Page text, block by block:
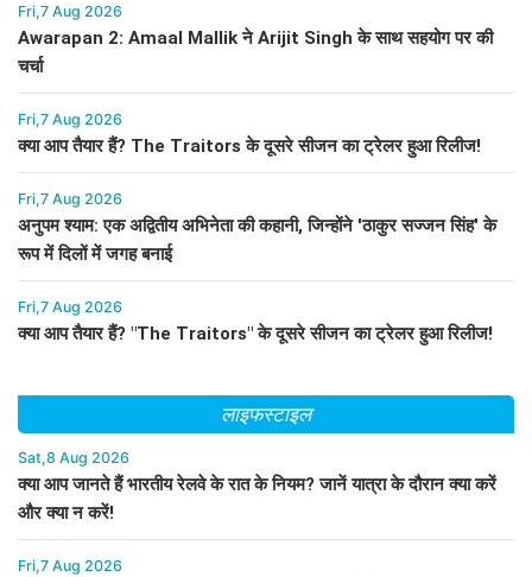
Fri,7 Aug 2026
Awarapan 2: Amaal Mallik ने Arijit Singh के साथ सहयोग पर की
चर्चा
Fri,7 Aug 2026
क्या आप तैयार हैं? The Traitors के दूसरे सीजन का ट्रेलर हुआ रिलीज!
Fri,7 Aug 2026
अनुपम श्याम: एक अद्वितीय अभिनेता की कहानी, जिन्होंने 'ठाकुर सज्जन सिंह' के
रूप में दिलों में जगह बनाई
Fri,7 Aug 2026
क्या आप तैयार हैं? "The Traitors" के दूसरे सीजन का ट्रेलर हुआ रिलीज!
लाइफस्टाइल
Sat,8 Aug 2026
क्या आप जानते हैं भारतीय रेलवे के रात के नियम? जानें यात्रा के दौरान क्या करें
और क्या न करें!
Fri,7 Aug 2026